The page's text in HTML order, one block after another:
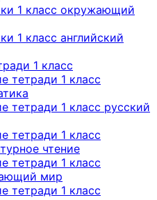
1 класс окружающий
1 класс английский
1 класс
тетради 1 класс
тетради 1 класс русский
тетради 1 класс
чтение
тетради 1 класс
мир
тетради 1 класс